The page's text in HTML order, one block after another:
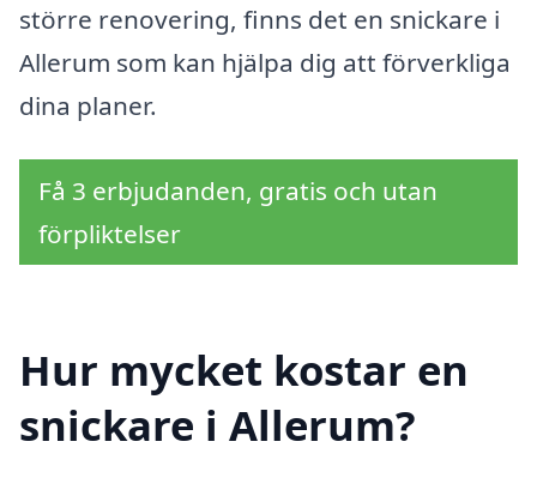
större renovering, finns det en snickare i
Allerum som kan hjälpa dig att förverkliga
dina planer.
Få 3 erbjudanden, gratis och utan
förpliktelser
Hur mycket kostar en
snickare i Allerum?